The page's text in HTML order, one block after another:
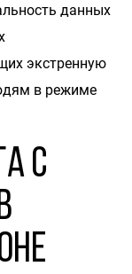
данных
экстренную
в режиме
с